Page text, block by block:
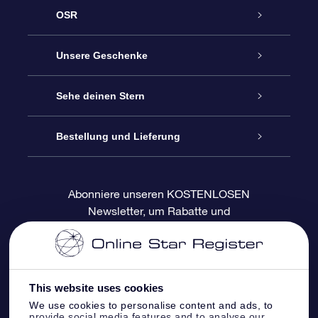
This website uses cookies
We use cookies to personalise content and ads, to
OSR
Service
Kontakt
Blog
Bewertungen
Unsere Geschenke
Sterne schenken
OSR-Geschenkpaket
OSR-Geschenkgutschein
Firmengeschenke
Sehe deinen Stern
Sternregister
Personalisierte Sternseite
One Million Stars
OSR-Starsaver
Bestellung und Lieferung
Zahlungsinformationen
Versandinformationen
Rückgaberecht
Abonniere unseren KOSTENLOSEN
Newsletter, um Rabatte und